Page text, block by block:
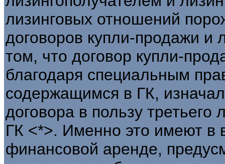
лизинговых отношений
договоров купли-продажи и
том, что договор купли-
благодаря специальным
содержащимся в ГК,
договора в пользу третьего
ГК <*>. Именно это имеют в
финансовой аренде,